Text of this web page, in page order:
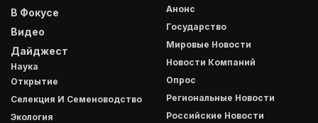
В Фокусе
Видео
Дайджест
Наука
Открытие
Селекция И Семеноводство
Экология
Анонс
Государство
Мировые Новости
Новости Компаний
Опрос
Региональные Новости
Российские Новости